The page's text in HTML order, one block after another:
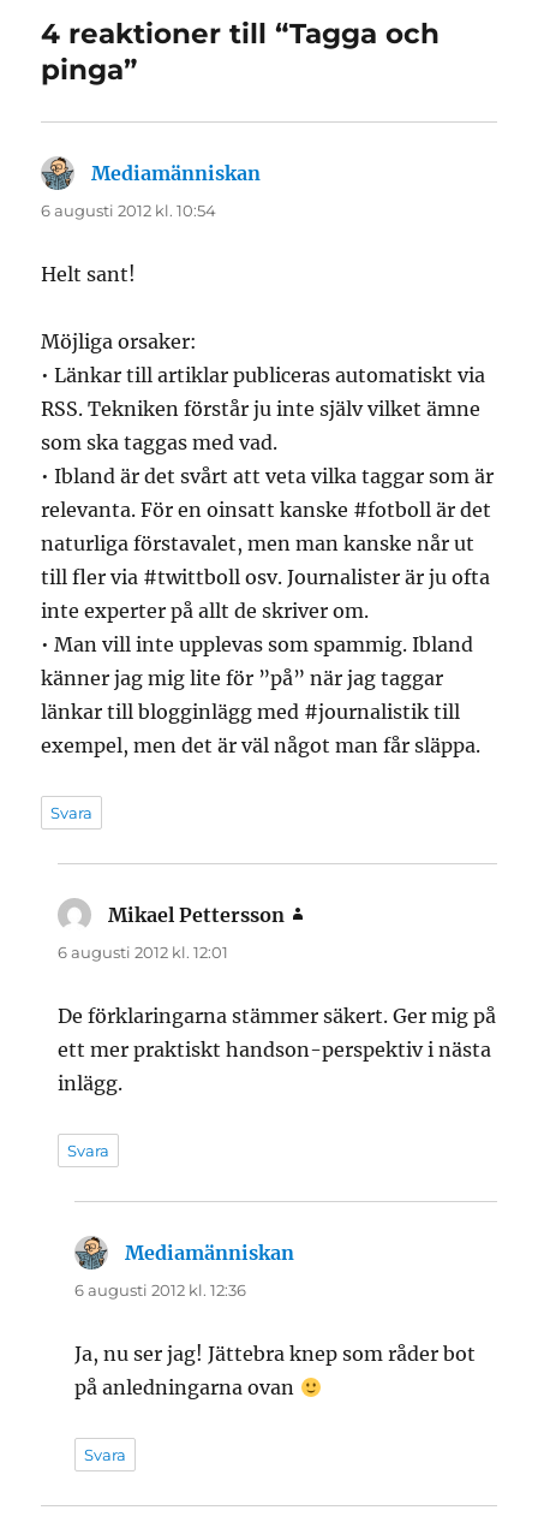
4 reaktioner till “Tagga och
pinga”
Mediamänniskan
6 augusti 2012 kl. 10:54
Helt sant!
Möjliga orsaker:
• Länkar till artiklar publiceras automatiskt via
RSS. Tekniken förstår ju inte själv vilket ämne
som ska taggas med vad.
• Ibland är det svårt att veta vilka taggar som är
relevanta. För en oinsatt kanske #fotboll är det
naturliga förstavalet, men man kanske når ut
till fler via #twittboll osv. Journalister är ju ofta
inte experter på allt de skriver om.
• Man vill inte upplevas som spammig. Ibland
känner jag mig lite för ”på” när jag taggar
länkar till blogginlägg med #journalistik till
exempel, men det är väl något man får släppa.
Svara
Mikael Pettersson
6 augusti 2012 kl. 12:01
De förklaringarna stämmer säkert. Ger mig på
ett mer praktiskt handson-perspektiv i nästa
inlägg.
Svara
Mediamänniskan
6 augusti 2012 kl. 12:36
Ja, nu ser jag! Jättebra knep som råder bot
på anledningarna ovan
Svara